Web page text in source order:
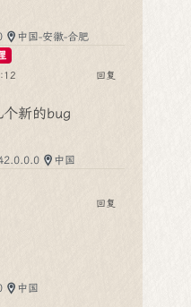
中国-安徽-合肥
回复
新的bug
中国
回复
中国